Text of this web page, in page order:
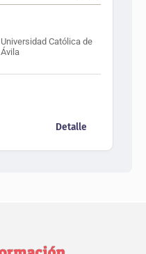
Universidad Católica de
Ávila
Detalle